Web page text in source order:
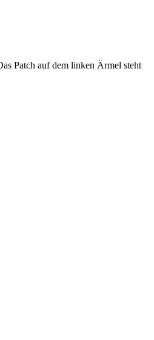
Patch auf dem linken Ärmel steht